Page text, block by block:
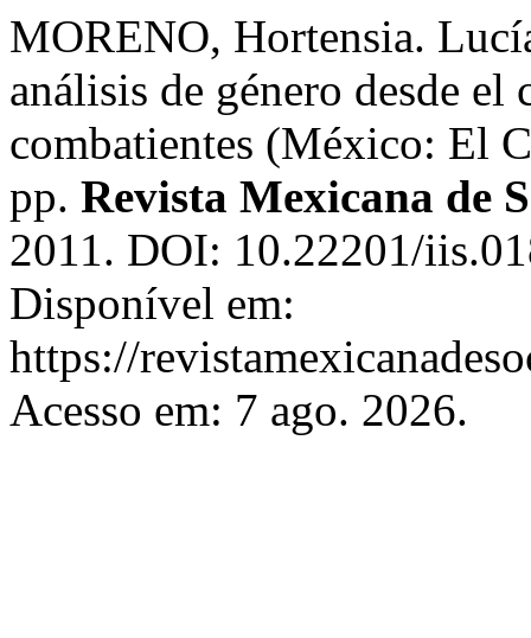
MORENO, Hortensia.
análisis de género desde el
combatientes (México: El
pp. Revista Mexicana de
2011. DOI: 10.22201/
Disponível em:
https://
Acesso em: 7 ago. 2026.